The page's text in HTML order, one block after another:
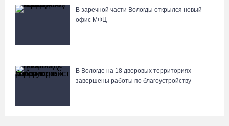
В заречной части Вологды открылся новый
офис МФЦ
В Вологде на 18 дворовых территориях
завершены работы по благоустройству